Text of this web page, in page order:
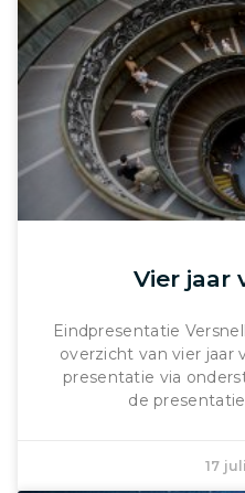
Vier jaar
Eindpresentatie
overzicht van vier jaar
presentatie via
de
17